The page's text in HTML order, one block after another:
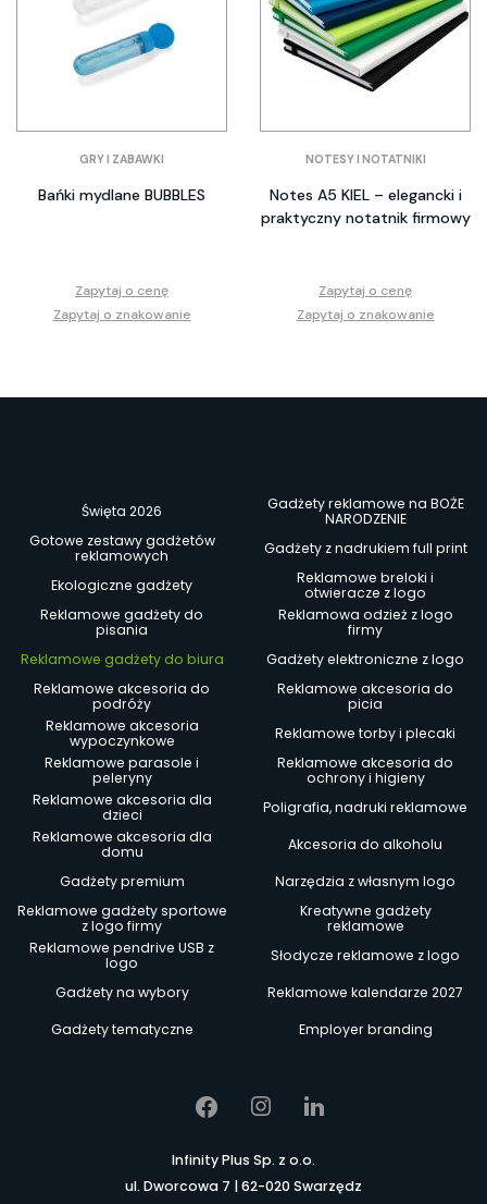
GRY I ZABAWKI
Bańki mydlane BUBBLES
Zapytaj o cenę
Zapytaj o znakowanie
NOTESY I NOTATNIKI
Notes A5 KIEL – elegancki i
praktyczny notatnik firmowy
Zapytaj o cenę
Zapytaj o znakowanie
Święta 2026
Gadżety reklamowe na BOŻE
NARODZENIE
Gotowe zestawy gadżetów
reklamowych
Gadżety z nadrukiem full print
Ekologiczne gadżety
Reklamowe breloki i
otwieracze z logo
Reklamowe gadżety do
pisania
Reklamowa odzież z logo
firmy
Reklamowe gadżety do biura
Gadżety elektroniczne z logo
Reklamowe akcesoria do
podróży
Reklamowe akcesoria do
picia
Reklamowe akcesoria
wypoczynkowe
Reklamowe torby i plecaki
Reklamowe parasole i
peleryny
Reklamowe akcesoria do
ochrony i higieny
Reklamowe akcesoria dla
dzieci
Poligrafia, nadruki reklamowe
Reklamowe akcesoria dla
domu
Akcesoria do alkoholu
Gadżety premium
Narzędzia z własnym logo
Reklamowe gadżety sportowe
z logo firmy
Kreatywne gadżety
reklamowe
Reklamowe pendrive USB z
logo
Słodycze reklamowe z logo
Gadżety na wybory
Reklamowe kalendarze 2027
Gadżety tematyczne
Employer branding
Infinity Plus Sp. z o.o.
ul. Dworcowa 7 | 62-020 Swarzędz